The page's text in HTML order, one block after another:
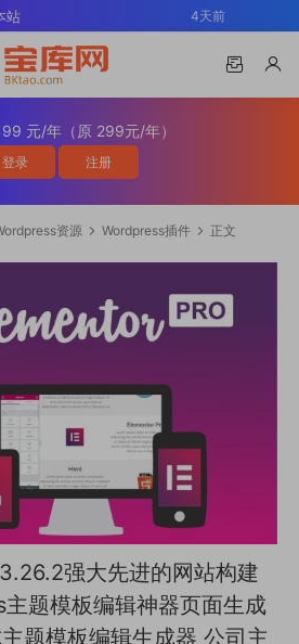
站 4天前
站
Wordpress邮件插
源WP Mail SMTP
Wordpress邮件插
源Elementor Pro
/ v3.30.1/ v3.30.0 /
先进的网站构建器
模板编辑神器页面生
境电商模板编辑工具
/v4.0.1 /v3.33.2
/ v3.29.0 / v3.28.x
先进的网站构建器
主题模板编辑生成器
境电商模板编辑工具
Elementor Pro
/ v3.30.1/ v3.30.0 /
/ v3.29.0 / v3.28.x
模板编辑神器页面生
主题模板编辑生成器
境电商模板编辑工具
源Advanced
v6.7.0.2 / v6.5.1 /
字段专业版
PRO
4天前
元/年（原 299元/年）
登录 注册
资源 Wordpress插件 正文
强大先进的网站构建
题模板编辑神器页面生成
题模板编辑生成器 公司主